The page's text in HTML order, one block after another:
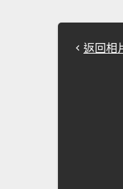
返回相